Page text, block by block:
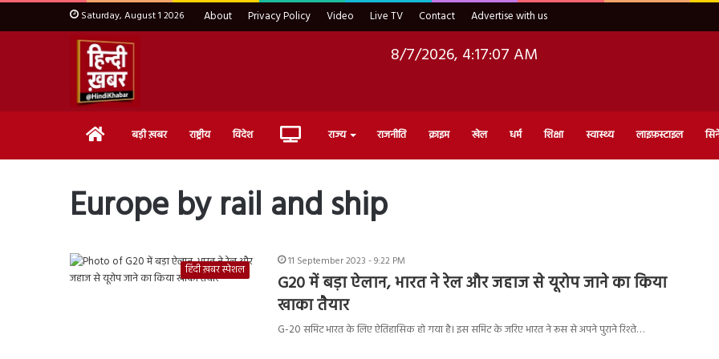
Saturday, August 1 2026 About Privacy Policy Video Live TV Contact Advertise with us
8/7/2026, 4:17:08 AM
Home बड़ी ख़बर राष्ट्रीय विदेश Live राज्य राजनीति क्राइम खेल धर्म शिक्षा स्वास्थ्य लाइफ़स्टाइल
Europe by rail and ship
हिंदी ख़बर स्पेशल
11 September 2023 - 9:22 PM
G20 में बड़ा ऐलान, भारत ने रेल और जहाज से यूरोप जाने का किया
खाका तैयार
G-20 समिट भारत के लिए ऐतिहासिक हो गया है। इस समिट के जरिए भारत ने रूस से अपने पुराने रिश्ते…